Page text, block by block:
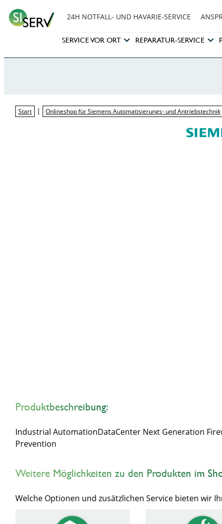
24H NOTFALL- UND HAVARIE-SERVICE
SERVICE VOR ORT REPARATUR-SERVICE
Start | Onlineshop für Siemens Automatisierungs- und Antriebstechnik
Produktbeschreibung:
Industrial AutomationDataCenter Next Generation
Prevention
Weitere Möglichkeiten zu den Produkten im
Welche Optionen und zusätzlichen Service bieten wir